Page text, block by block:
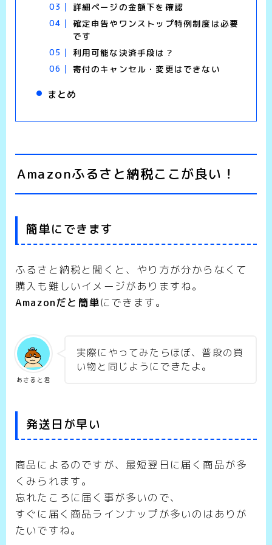
詳細ページの金額下を確認
確定申告やワンストップ特例制度は必要
です
利用可能な決済手段は？
寄付のキャンセル・変更はできない
まとめ
Amazonふるさと納税ここが良い！
簡単にできます
ふるさと納税と聞くと、やり方が分からなくて
購入も難しいイメージがありますね。
Amazonだと簡単にできます。
あさると君
実際にやってみたらほぼ、普段の買
い物と同じようにできたよ。
発送日が早い
商品によるのですが、最短翌日に届く商品が多
くみられます。
忘れたころに届く事が多いので、
すぐに届く商品ラインナップが多いのはありが
たいですね。